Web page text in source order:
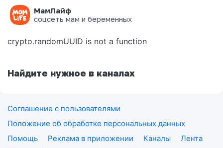
МамЛайф
соцсеть мам и беременных
Ошибка на странице
crypto.randomUUID is not a function
Найдите нужное в каналах
Соглашение с пользователями
Положение об обработке персональных данных
Помощь
Реклама в приложении Каналы
Лента